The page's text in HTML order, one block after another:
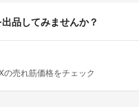
品してみませんか？
の売れ筋価格をチェック